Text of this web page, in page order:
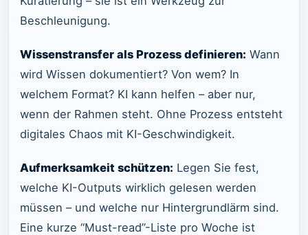
Beschleunigung.
Wissenstransfer als Prozess definieren: Wann
wird Wissen dokumentiert? Von wem? In
welchem Format? KI kann helfen – aber nur,
wenn der Rahmen steht. Ohne Prozess entsteht
digitales Chaos mit KI-Geschwindigkeit.
Aufmerksamkeit schützen: Legen Sie fest,
welche KI-Outputs wirklich gelesen werden
müssen – und welche nur Hintergrundlärm sind.
Eine kurze “Must-read”-Liste pro Woche ist